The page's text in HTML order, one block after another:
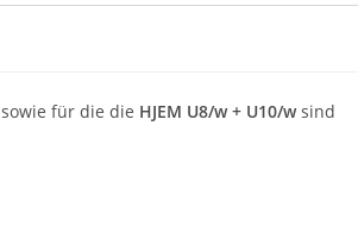
sowie für die die HJEM U8/w + U10/wsind